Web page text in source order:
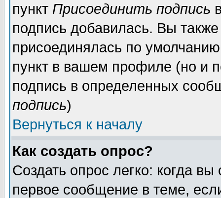
пункт Присоединить подпись
подпись добавилась. Вы
присоединялась по
пункт в вашем профиле (но и
подпись в определенных
подпись)
Вернуться к началу
Как создать опрос?
Создать опрос легко: когда
первое сообщение в теме,